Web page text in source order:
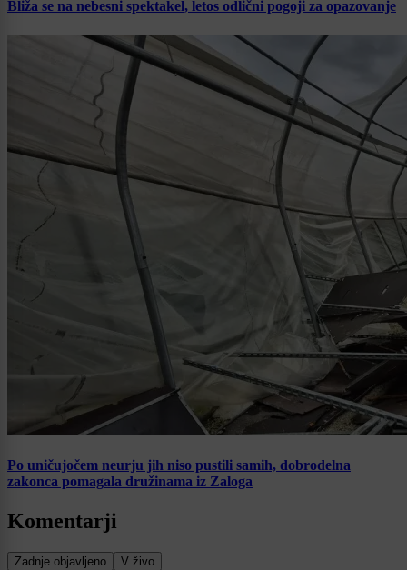
Bliža se na nebesni spektakel, letos odlični pogoji za opazovanje
Po uničujočem neurju jih niso pustili samih, dobrodelna
zakonca pomagala družinama iz Zaloga
Komentarji
Zadnje objavljeno V živo